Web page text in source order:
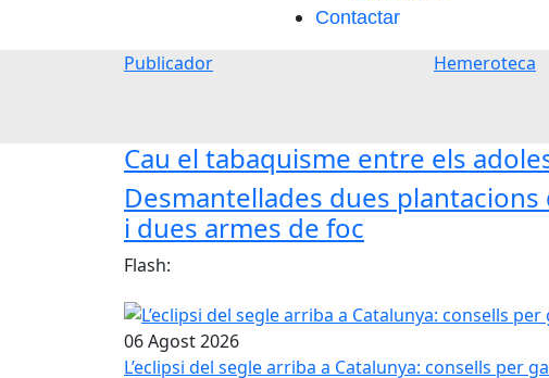
Contactar
Publicador Hemeroteca
Cau el tabaquisme entre els
Desmantellades dues plantacions
i dues armes de foc
Flash:
06 Agost 2026
L’eclipsi del segle arriba a Catalunya: consells per